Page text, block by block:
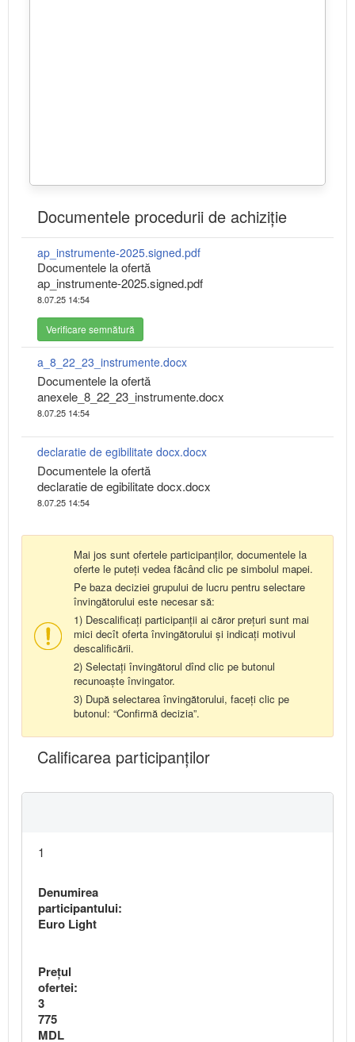
Documentele procedurii de achiziție
ap_instrumente-2025.signed.pdf
Documentele la ofertă
ap_instrumente-2025.signed.pdf
8.07.25 14:54
Verificare semnătură
a_8_22_23_instrumente.docx
Documentele la ofertă
anexele_8_22_23_instrumente.docx
8.07.25 14:54
declaratie de egibilitate docx.docx
Documentele la ofertă
declaratie de egibilitate docx.docx
8.07.25 14:54
Mai jos sunt ofertele participanților, documentele la
oferte le puteți vedea făcând clic pe simbolul mapei.
Pe baza deciziei grupului de lucru pentru selectare
învingătorului este necesar să:
1) Descalificați participanții ai căror prețuri sunt mai
mici decît oferta învingătorului și indicați motivul
descalificării.
2) Selectați învingătorul dînd clic pe butonul
recunoaște învingator.
3) După selectarea învingătorului, faceți clic pe
butonul: “Confirmă decizia”.
Calificarea participanţilor
1
Denumirea
participantului:
Euro Light
Preţul
ofertei:
3
775
MDL